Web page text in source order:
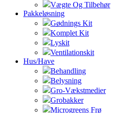
Vægte Og Tilbehør
Pakkeløsning
Gødnings Kit
Komplet Kit
Lyskit
Ventilationskit
Hus/Have
Behandling
Belysning
Gro-Vækstmedier
Grobakker
Microgreens Frø